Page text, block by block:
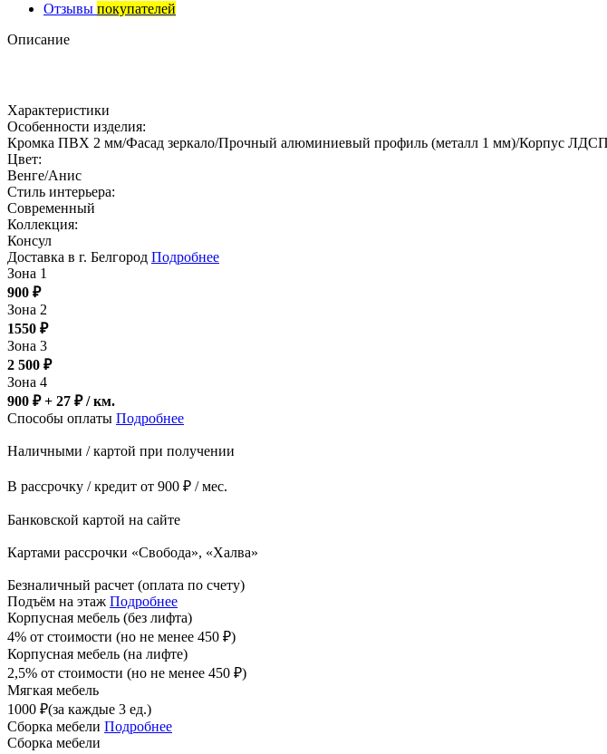
Отзывы покупателей
Описание
Характеристики
Особенности изделия:
Кромка ПВХ 2 мм/Фасад зеркало/Прочный алюминиевый профиль (металл 1 мм)/Корпус
Цвет:
Венге/Анис
Стиль интерьера:
Современный
Коллекция:
Консул
Доставка в г. Белгород Подробнее
Зона 1
900 ₽
Зона 2
1550 ₽
Зона 3
2 500 ₽
Зона 4
900 ₽ + 27 ₽/ км.
Способы оплаты Подробнее
Наличными / картой при получении
В рассрочку / кредит от 900 ₽ / мес.
Банковской картой на сайте
Картами рассрочки «Свобода», «Халва»
Безналичный расчет (оплата по счету)
Подъём на этаж Подробнее
Корпусная мебель (без лифта)
4% от стоимости (но не менее 450 ₽)
Корпусная мебель (на лифте)
2,5% от стоимости (но не менее 450 ₽)
Мягкая мебель
1000 ₽(за каждые 3 ед.)
Сборка мебели Подробнее
Сборка мебели